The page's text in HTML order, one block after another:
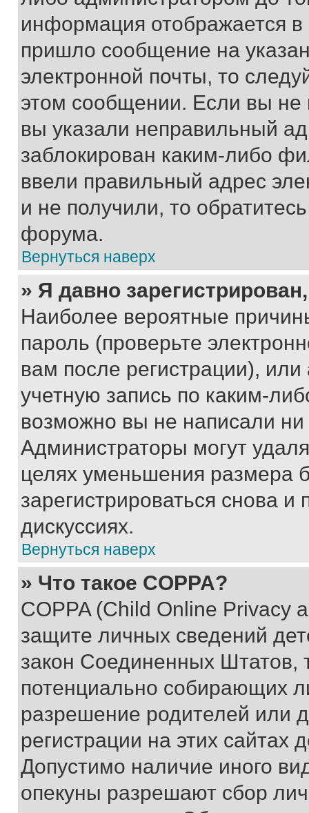
информация отображается
пришло сообщение на
электронной почты, то
этом сообщении. Если вы
вы указали неправильный
заблокирован каким-либо
ввели правильный адрес
и не получили, то
форума.
Вернуться наверх
» Я давно
Наиболее вероятные
пароль (проверьте
вам после регистрации),
учетную запись по каким-
возможно вы не написали
Администраторы могут
целях уменьшения размера
зарегистрироваться снова и
дискуссиях.
Вернуться наверх
» Что такое COPPA?
COPPA (Child Online Privacy
защите личных сведений
закон Соединенных Штатов,
потенциально собирающих
разрешение родителей или
регистрации на этих сайтах
Допустимо наличие иного
опекуны разрешают сбор